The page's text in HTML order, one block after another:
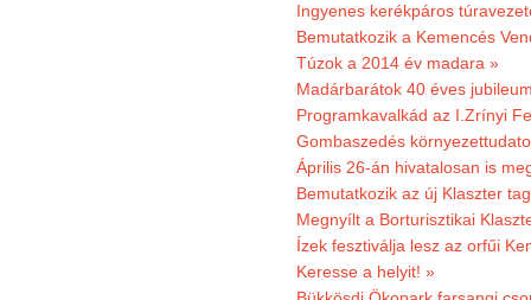
Ingyenes kerékpáros
Bemutatkozik a Kemencés
Túzok a 2014 év madara »
Madárbarátok 40 éves
Programkavalkád az I.Zrínyi
Gombaszedés
Április 26-án hivatalosan is
Bemutatkozik az új Klaszter
Megnyílt a Borturisztikai
Ízek fesztiválja lesz az orfűi
Keresse a helyit! »